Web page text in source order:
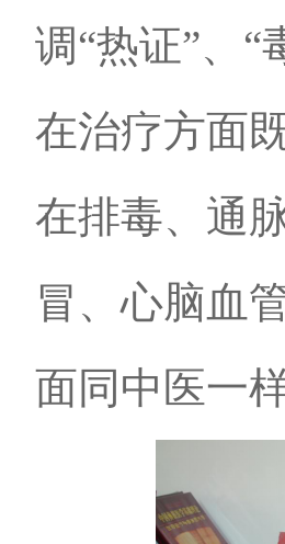
调“热证”、“
在治疗方面
在排毒、通
冒、心脑血
面同中医一